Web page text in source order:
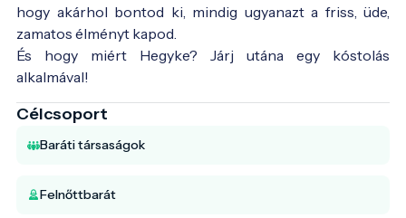
hogy akárhol bontod ki, mindig ugyanazt a friss, üde,
zamatos élményt kapod.
És hogy miért Hegyke? Járj utána egy kóstolás
alkalmával!
Célcsoport
Baráti társaságok
Felnőttbarát